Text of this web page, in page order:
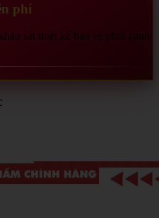
phí
sát thiết kế bản vẽ phối cảnh